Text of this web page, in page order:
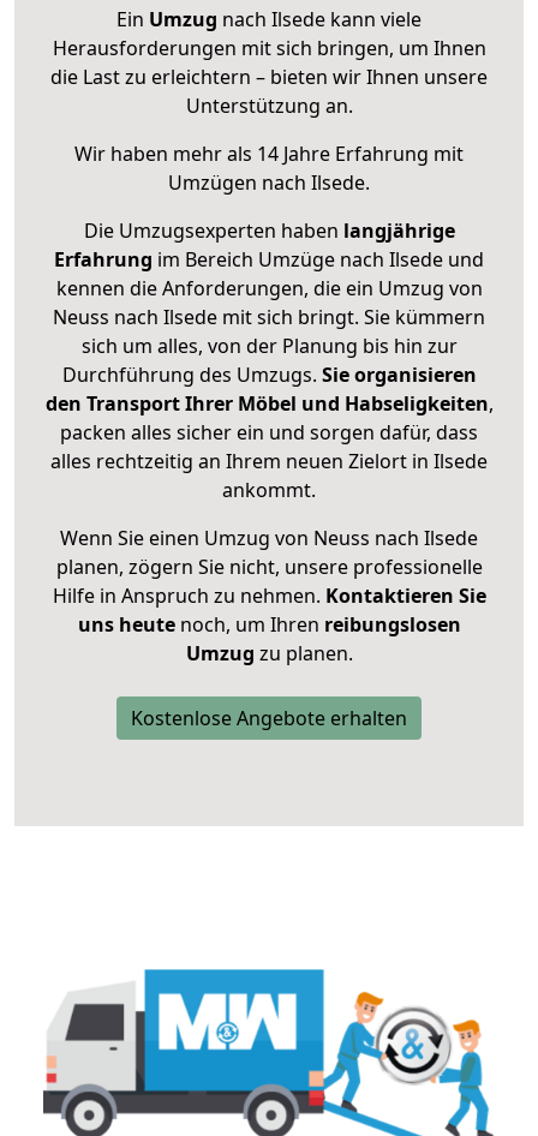
Ein Umzug nach Ilsede kann viele
Herausforderungen mit sich bringen, um Ihnen
die Last zu erleichtern – bieten wir Ihnen unsere
Unterstützung an.
Wir haben mehr als 14 Jahre Erfahrung mit
Umzügen nach Ilsede.
Die Umzugsexperten haben langjährige
Erfahrung im Bereich Umzüge nach Ilsede und
kennen die Anforderungen, die ein Umzug von
Neuss nach Ilsede mit sich bringt. Sie kümmern
sich um alles, von der Planung bis hin zur
Durchführung des Umzugs. Sie organisieren
den Transport Ihrer Möbel und Habseligkeiten,
packen alles sicher ein und sorgen dafür, dass
alles rechtzeitig an Ihrem neuen Zielort in Ilsede
ankommt.
Wenn Sie einen Umzug von Neuss nach Ilsede
planen, zögern Sie nicht, unsere professionelle
Hilfe in Anspruch zu nehmen. Kontaktieren Sie
uns heutenoch, um Ihren reibungslosen
Umzug zu planen.
Kostenlose Angebote erhalten